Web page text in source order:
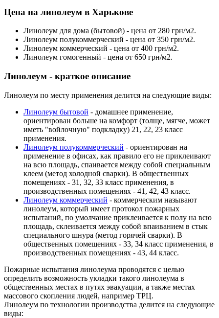
Цена на линолеум в Харькове
Линолеум для дома (бытовой) - цена от 280 грн/м2.
Линолеум полукоммерческий - цена от 350 грн/м2.
Линолеум коммерческий - цена от 400 грн/м2.
Линолеум гомогенный - цена от 650 грн/м2.
Линолеум - краткое описание
Линолеум по месту применения делится на следующие виды:
Линолеум бытовой - домашнее применение,
ориентирован больше на комфорт (толще, мягче, может
иметь "войлочную" подкладку) 21, 22, 23 класс
применения.
Линолеум полукоммерческий - ориентирован на
применение в офисах, как правило его не приклеивают
на всю площадь, спаивается между собой специальным
клеем (метод холодной сварки). В общественных
помещениях - 31, 32, 33 класс применения, в
производственных помещениях - 41, 42, 43 класс.
Линолеум коммерческий - коммерческим называют
линолеум, который имеет протокол пожарных
испытаний, по умолчание приклеивается к полу на всю
площадь, склеивается между собой впаиванием в стык
специального шнура (метод горячей сварки). В
общественных помещениях - 33, 34 класс применения, в
производственных помещениях - 43, 44 класс.
Пожарные испытания линолеума проводятся с целью
определить возможность укладки такого линолеума в
общественных местах в путях эвакуации, а также местах
массового скопления людей, например ТРЦ.
Линолеум по технологии производства делится на следующие
виды: